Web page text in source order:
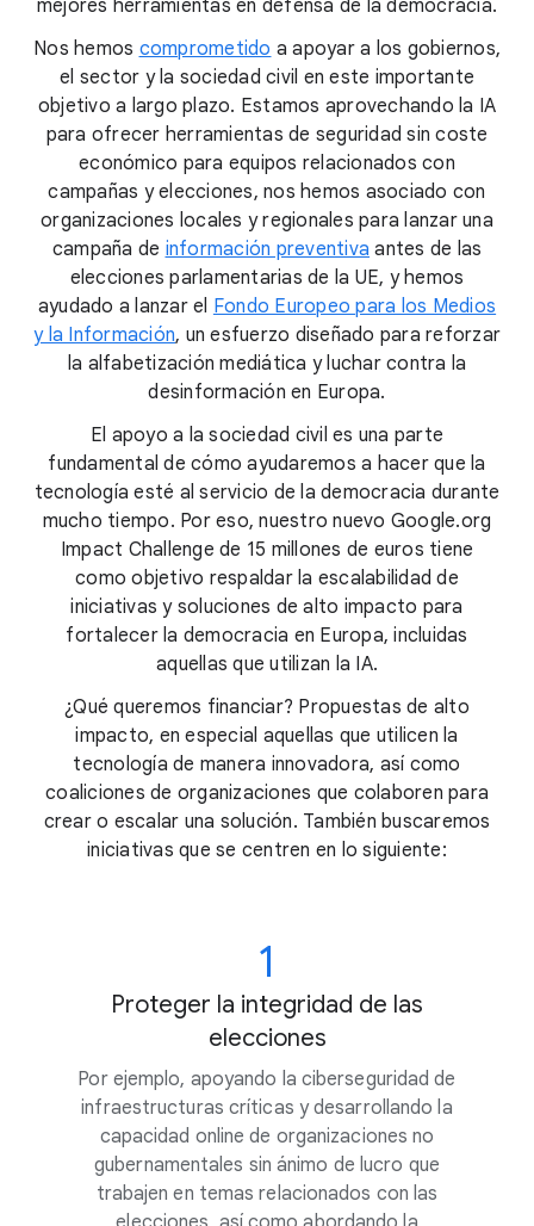
mejores herramientas en defensa de la democracia.
Nos hemos comprometido a apoyar a los gobiernos,
el sector y la sociedad civil en este importante
objetivo a largo plazo. Estamos aprovechando la IA
para ofrecer herramientas de seguridad sin coste
económico para equipos relacionados con
campañas y elecciones, nos hemos asociado con
organizaciones locales y regionales para lanzar una
campaña de información preventiva antes de las
elecciones parlamentarias de la UE, y hemos
ayudado a lanzar el Fondo Europeo para los Medios
y la Información, un esfuerzo diseñado para reforzar
la alfabetización mediática y luchar contra la
desinformación en Europa.
El apoyo a la sociedad civil es una parte
fundamental de cómo ayudaremos a hacer que la
tecnología esté al servicio de la democracia durante
mucho tiempo. Por eso, nuestro nuevo Google.org
Impact Challenge de 15 millones de euros tiene
como objetivo respaldar la escalabilidad de
iniciativas y soluciones de alto impacto para
fortalecer la democracia en Europa, incluidas
aquellas que utilizan la IA.
¿Qué queremos financiar? Propuestas de alto
impacto, en especial aquellas que utilicen la
tecnología de manera innovadora, así como
coaliciones de organizaciones que colaboren para
crear o escalar una solución. También buscaremos
iniciativas que se centren en lo siguiente:
1
Proteger la integridad de las
elecciones
Por ejemplo, apoyando la ciberseguridad de
infraestructuras críticas y desarrollando la
capacidad online de organizaciones no
gubernamentales sin ánimo de lucro que
trabajen en temas relacionados con las